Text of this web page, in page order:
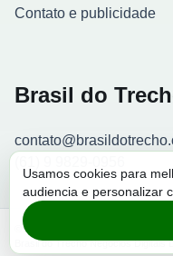
Contato e publicidade
Brasil do
Contador de visitantes
© 2026 Brasil do Trecho. Todos os
Brasil do Trecho Negocios Digitais
Usamos cookies para
audiencia e personalizar